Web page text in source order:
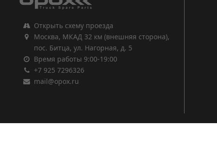
Открыть схему проезда
Москва, МКАД 32 км (внешняя сторона),
пос. Битца, ул. Нагорная, д. 5
Время работы 9:00-19:00
+7 925 7296326
mail@opox.ru